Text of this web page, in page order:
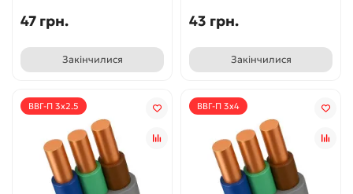
47 грн.
Закінчилися
43 грн.
Закінчилися
ВВГ-П 3x2.5 ВВГ-П 3x4